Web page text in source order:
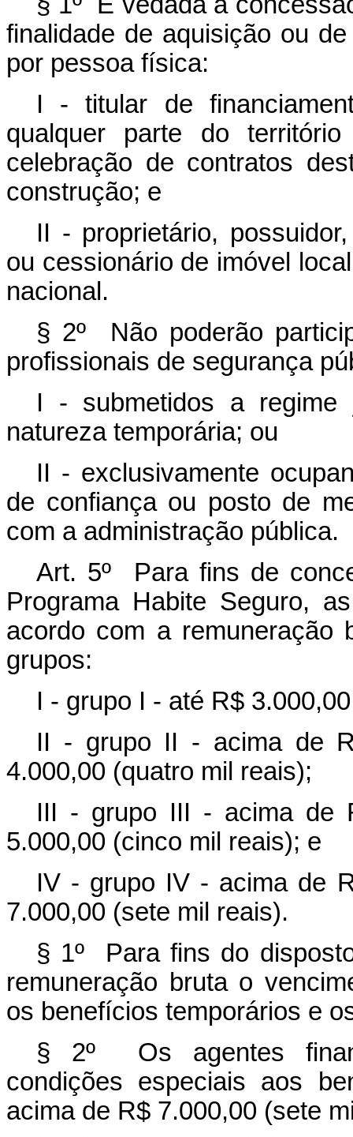
finalidade de aquisição ou
por pessoa física:
I - titular de
qualquer parte do
celebração de contratos
construção; e
II - proprietário,
ou cessionário de imóvel
nacional.
§ 2º Não poderão
profissionais de segurança
I - submetidos a
natureza temporária; ou
II - exclusivamente
de confiança ou posto de
com a administração pública.
Art. 5º Para fins de
Programa Habite Seguro,
acordo com a remuneração
grupos:
I - grupo I - até R$
II - grupo II - acima de
4.000,00 (quatro mil reais);
III - grupo III - acima de
5.000,00 (cinco mil reais); e
IV - grupo IV - acima de
7.000,00 (sete mil reais).
§ 1º Para fins do
remuneração bruta o
os benefícios temporários e
§ 2º Os agentes
condições especiais aos
acima de R$ 7.000,00 (sete